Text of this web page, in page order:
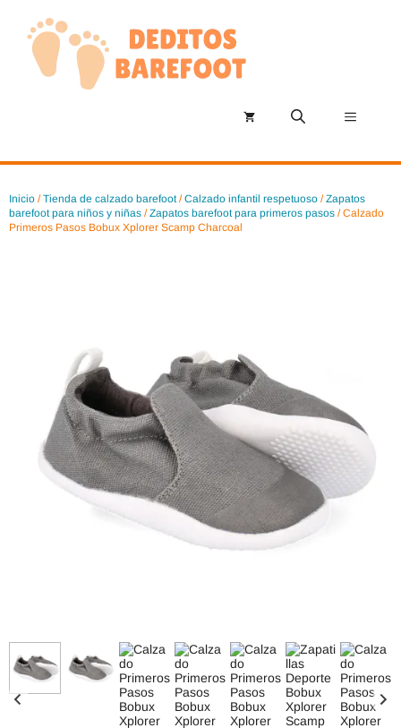
contenido
Menú
Inicio /Tienda de calzado barefoot/Calzado infantil respetuoso /Zapatos
barefoot para niños y niñas /Zapatos barefoot para primeros pasos / Calzado
Primeros Pasos Bobux Xplorer Scamp Charcoal